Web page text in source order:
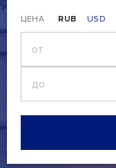
ЦЕНА RUB USD